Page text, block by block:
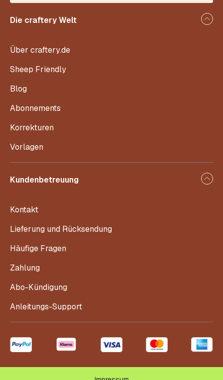
Die craftery Welt
Über craftery.de
Sheep Friendly
Blog
Abonnements
Korrekturen
Vorlagen
Kundenbetreuung
Kontakt
Lieferung und Rücksendung
Häufige Fragen
Zahlung
Abo-Kündigung
Anleitungs-Support